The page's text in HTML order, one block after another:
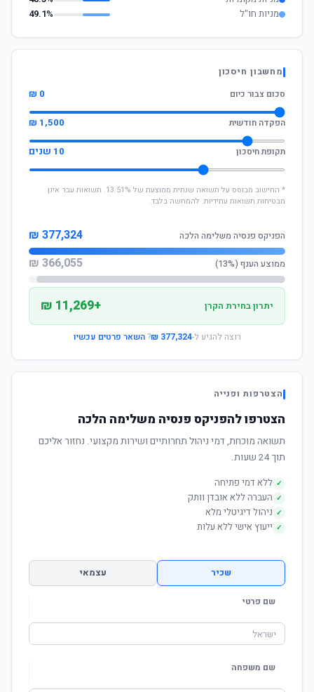
מניות חו"ל
49.1%
מחשבון חיסכון
סכום צבור כיום
0 ₪
הפקדה חודשית 1,500 ₪
תקופת חיסכון 10 שנים
* החישוב מבוסס על תשואה שנתית ממוצעת של 13.51%. תשואות עבר אינן
מבטיחות תשואות עתידיות. להמחשה בלבד.
הפניקס פנסיה משלימה הלכה 377,324 ₪
ממוצע הענף (13%) 366,055 ₪
יתרון בחירת הקרן +11,269 ₪
רוצה להגיע ל-377,324 ₪
?השאר פרטים עכשיו
הצטרפות ופנייה
הצטרפו להפניקס פנסיה משלימה הלכה
תשואה מוכחת, דמי ניהול תחרותיים ושירות מקצועי. נחזור אליכם
תוך 24 שעות.
✓ ללא דמי פתיחה
✓ העברה ללא אובדן וותק
✓ ניהול דיגיטלי מלא
✓ ייעוץ אישי ללא עלות
שכיר עצמאי
שם פרטי
שם משפחה